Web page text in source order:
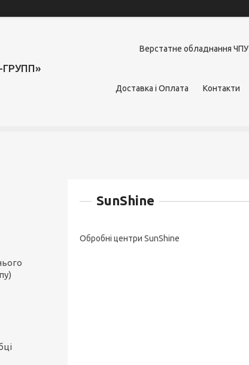
Верстатне обладнання ЧПУ
Доставка і Оплата Контакти
SunShine
Обробні центри SunShine